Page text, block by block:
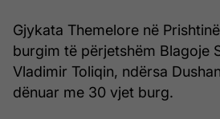
Gjykata Themelore në
burgim të përjetshëm Blagoje
Vladimir Toliqin, ndërsa
dënuar me 30 vjet burg.